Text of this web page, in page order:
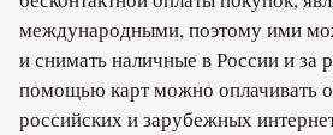
международными, поэтому ими
и снимать наличные в России и за
помощью карт можно оплачивать
российских и зарубежных